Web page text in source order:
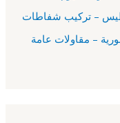
66140865 – المنصورية – مقاولات عامة